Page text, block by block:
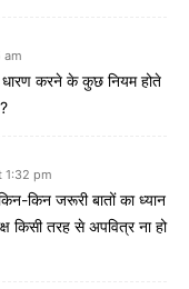
am
धारण करने के कुछ नियम होते
1:32 pm
किन जरूरी बातों का ध्यान
किसी तरह से अपवित्र ना हो